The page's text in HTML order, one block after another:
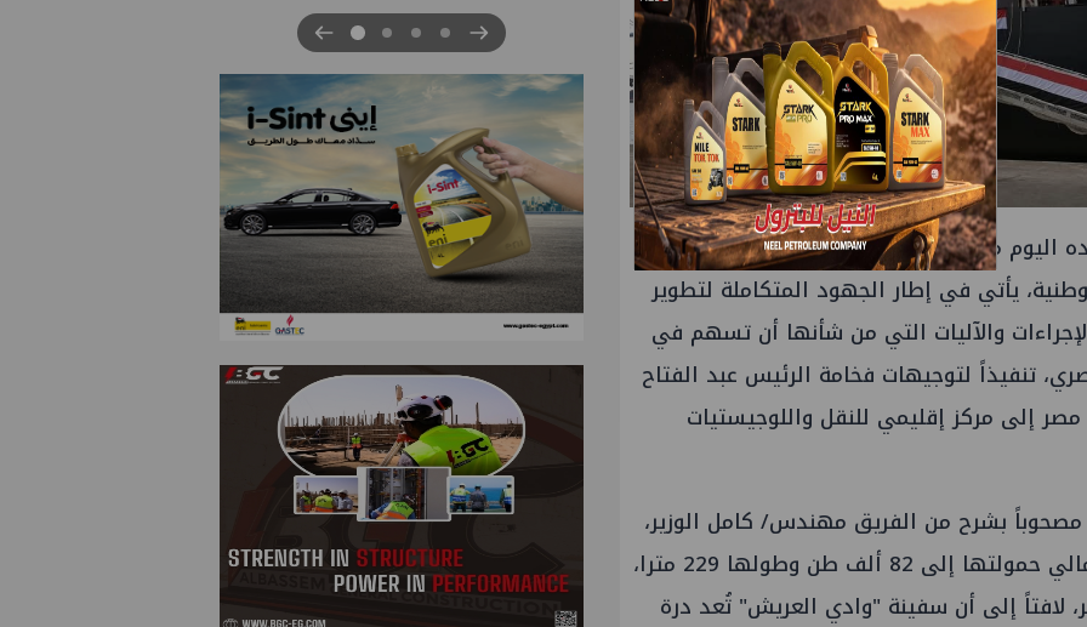
اليوم من انضمام سفينة "وادي العريش"
يأتي في إطار الجهود المتكاملة لتطوير
والآليات التي من شأنها أن تسهم في
تنفيذاً لتوجيهات فخامة الرئيس عبد الفتاح
إلى مركز إقليمي للنقل واللوجيستيات
بشرح من الفريق مهندس/ كامل الوزير،
الذي أشار إلى أن السفينة يصل اجمالي حمولتها إلى 82 ألف طن وطولها 229 مترا،
32.26 متر وغاطس 14.5 متر، لافتاً إلى أن سفينة "وادي العريش" تُعد درة